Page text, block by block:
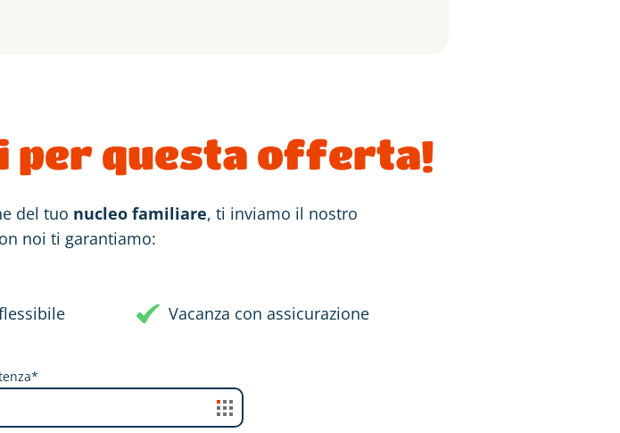
per questa offerta!
del tuo nucleo familiare, ti inviamo il nostro
noi ti garantiamo:
Vacanza con assicurazione